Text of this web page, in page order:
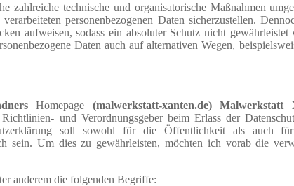
zahlreiche technische und organisatorische Maßnahmen
personenbezogenen Daten sicherzustellen.
aufweisen, sodass ein absoluter Schutz nicht
Daten auch auf alternativen Wegen,
Homepage (malwerkstatt-xanten.de) Malwerkstatt
und Verordnungsgeber beim Erlass der
soll sowohl für die Öffentlichkeit als auch
sein. Um dies zu gewährleisten, möchten ich vorab die
anderem die folgenden Begriffe: